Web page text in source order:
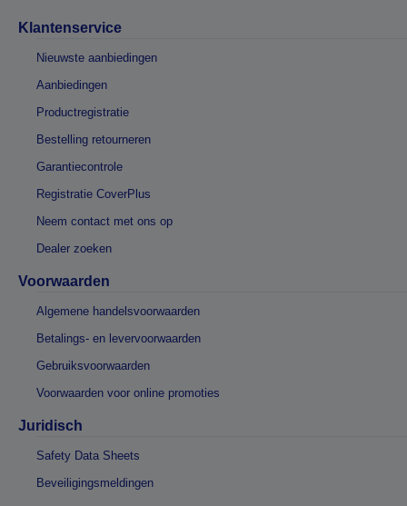
Klantenservice
Nieuwste aanbiedingen
Aanbiedingen
Productregistratie
Bestelling retourneren
Garantiecontrole
Registratie CoverPlus
Neem contact met ons op
Dealer zoeken
Voorwaarden
Algemene handelsvoorwaarden
Betalings- en levervoorwaarden
Gebruiksvoorwaarden
Voorwaarden voor online promoties
Juridisch
Safety Data Sheets
Beveiligingsmeldingen